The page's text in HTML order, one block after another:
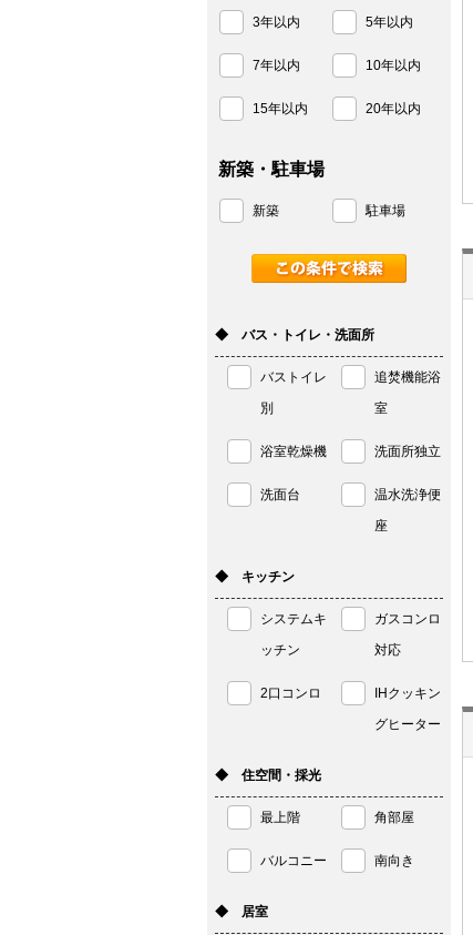
3年以内 5年以内
7年以内 10年以内
15年以内 20年以内
新築・駐車場
新築 駐車場
◆ バス・トイレ・洗面所
バストイレ
別
追焚機能浴
室
浴室乾燥機 洗面所独立
洗面台
温水洗浄便
座
◆ キッチン
システムキ
ッチン
ガスコンロ
対応
2口コンロ
IHクッキン
グヒーター
◆ 住空間・採光
最上階 角部屋
バルコニー 南向き
◆ 居室